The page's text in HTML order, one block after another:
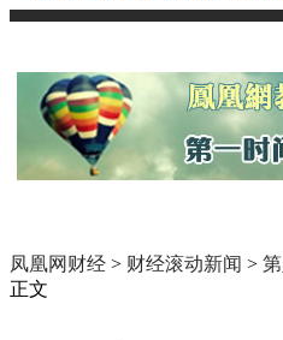
凤凰网财经 > 财经滚动新闻 >
正文